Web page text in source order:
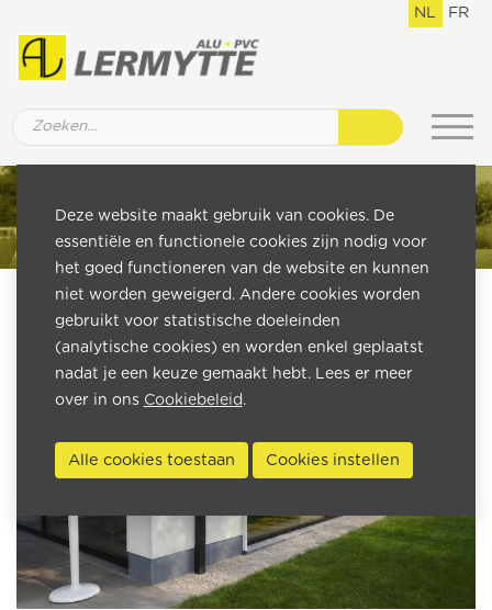
NL FR
Deze website maakt gebruik van cookies. De
essentiële en functionele cookies zijn nodig voor
het goed functioneren van de website en kunnen
niet worden geweigerd. Andere cookies worden
gebruikt voor statistische doeleinden
(analytische cookies) en worden enkel geplaatst
nadat je een keuze gemaakt hebt. Lees er meer
over in ons Cookiebeleid .
Alle cookies toestaan Cookies instellen